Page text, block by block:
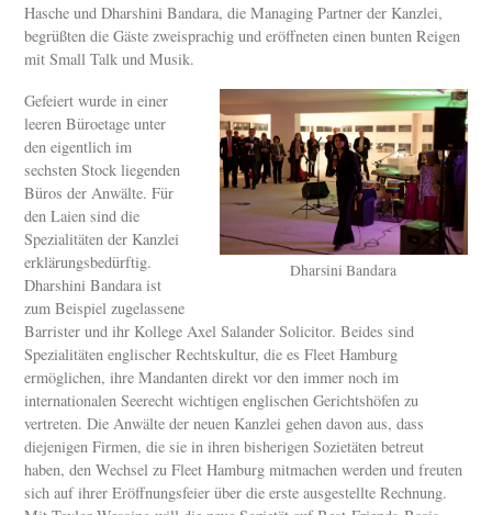
Hasche und Dharshini Bandara, die Managing Partner der Kanzlei,
begrüßten die Gäste zweisprachig und eröffneten einen bunten Reigen
mit Small Talk und Musik.
Dharsini Bandara
Gefeiert wurde in einer
leeren Büroetage unter
den eigentlich im
sechsten Stock liegenden
Büros der Anwälte. Für
den Laien sind die
Spezialitäten der Kanzlei
erklärungsbedürftig.
Dharshini Bandara ist
zum Beispiel zugelassene
Barrister und ihr Kollege Axel Salander Solicitor. Beides sind
Spezialitäten englischer Rechtskultur, die es Fleet Hamburg
ermöglichen, ihre Mandanten direkt vor den immer noch im
internationalen Seerecht wichtigen englischen Gerichtshöfen zu
vertreten. Die Anwälte der neuen Kanzlei gehen davon aus, dass
diejenigen Firmen, die sie in ihren bisherigen Sozietäten betreut
haben, den Wechsel zu Fleet Hamburg mitmachen werden und freuten
sich auf ihrer Eröffnungsfeier über die erste ausgestellte Rechnung.